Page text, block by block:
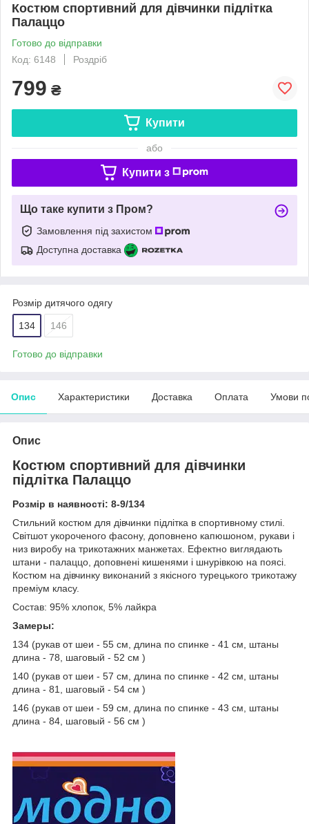
Костюм спортивний для дівчинки підлітка
Палаццо
Готово до відправки
Код: 6148
Роздріб
799 ₴
Купити
або
Купити з
Що таке купити з Пром?
Замовлення під захистом
Доступна доставка
Розмір дитячого одягу
134 146
Готово до відправки
Опис Характеристики Доставка Оплата Умови
Опис
Костюм спортивний для дівчинки
підлітка Палаццо
Розмір в наявності: 8-9/134
Стильний костюм для дівчинки підлітка в спортивному стилі.
Світшот укороченого фасону, доповнено капюшоном, рукави і
низ виробу на трикотажних манжетах. Ефектно виглядають
штани - палаццо, доповнені кишенями і шнурівкою на поясі.
Костюм на дівчинку виконаний з якісного турецького трикотажу
преміум класу.
Состав: 95% хлопок, 5% лайкра
Замеры:
134 (рукав от шеи - 55 см, длина по спинке - 41 см, штаны
длина - 78, шаговый - 52 см )
140 (рукав от шеи - 57 см, длина по спинке - 42 см, штаны
длина - 81, шаговый - 54 см )
146 (рукав от шеи - 59 см, длина по спинке - 43 см, штаны
длина - 84, шаговый - 56 см )